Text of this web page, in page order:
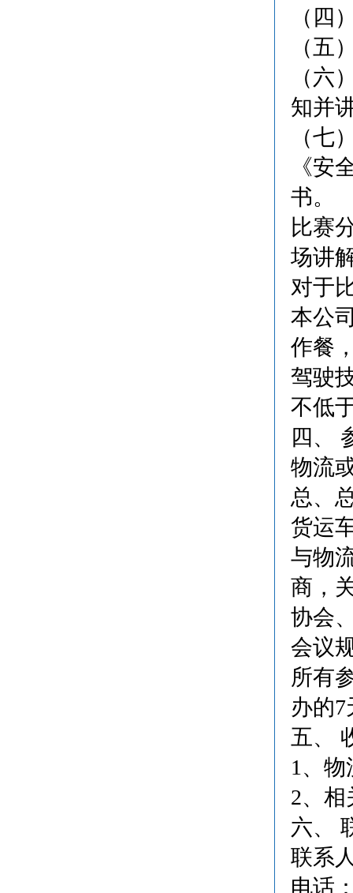
（四
（五
（六
知并
（七
《安
书。
比赛
场讲
对于
本公
作餐
驾驶
不低
四、
物流
总、
货运
与物
商，
协会
会议
所有
办的
五、
1、
2、
六、
联系
电话